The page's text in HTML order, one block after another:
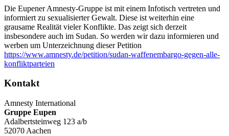
Die Eupener Amnesty-Gruppe ist mit einem Infotisch vertreten und
informiert zu sexualisierter Gewalt. Diese ist weiterhin eine
grausame Realität vieler Konflikte. Das zeigt sich derzeit
insbesondere auch im Sudan. So werden wir dazu informieren und
werben um Unterzeichnung dieser Petition
https://www.amnesty.de/petition/sudan-waffenembargo-gegen-alle-
konfliktparteien
Kontakt
Amnesty International
Gruppe Eupen
Adalbertsteinweg 123 a/b
52070 Aachen